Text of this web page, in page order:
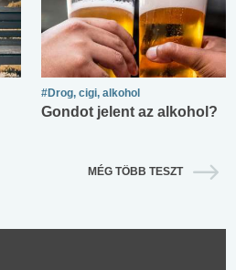
#Drog, cigi, alkohol
Gondot jelent az alkohol?
MÉG TÖBB TESZT